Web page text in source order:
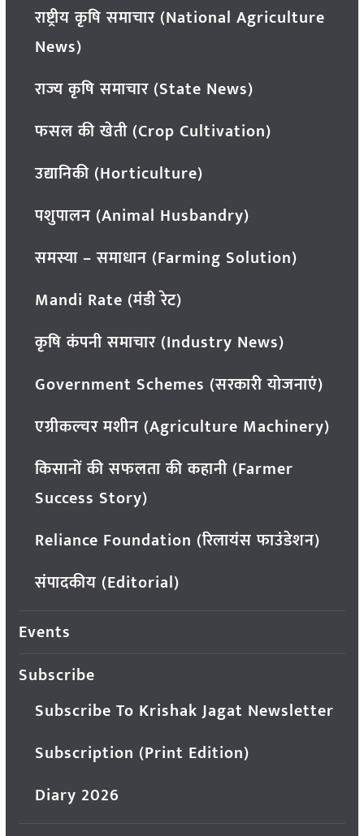
राष्ट्रीय कृषि समाचार (National Agriculture
News)
राज्य कृषि समाचार (State News)
फसल की खेती (Crop Cultivation)
उद्यानिकी (Horticulture)
पशुपालन (Animal Husbandry)
समस्या – समाधान (Farming Solution)
Mandi Rate (मंडी रेट)
कृषि कंपनी समाचार (Industry News)
Government Schemes (सरकारी योजनाएं)
एग्रीकल्चर मशीन (Agriculture Machinery)
किसानों की सफलता की कहानी (Farmer
Success Story)
Reliance Foundation (रिलायंस फाउंडेशन)
संपादकीय (Editorial)
Events
Subscribe
Subscribe To Krishak Jagat Newsletter
Subscription (Print Edition)
Diary 2026